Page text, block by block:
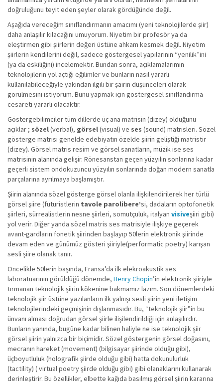
doğruluğunu teyit eden şeyler olarak gördüğünde değil.
Aşağıda vereceğim sınıflandırmanın amacımı (yeni teknolojilerde şiir)
daha anlaşılır kılacağını umuyorum. Niyetim bir profesör ya da
eleştirmen gibi şiirlerin değeri üstüne ahkam kesmek değil. Niyetim
şiirlerin kendilerini değil, sadece göstergesel yapılarının “yenilik”ini
(ya da eskiliğini) incelemektir. Bundan sonra, açıklamalarımın
teknolojilerin yol açtığı eğilimler ve bunların nasıl yararlı
kullanılabileceğiyle yakından ilgili bir şairin düşünceleri olarak
görülmesini istiyorum. Bunu yapmak için göstergesel sınıflandırma
cesareti yararlı olacaktır.
Göstergebilimciler tüm dillerde üç ana matrisin (dizey) olduğunu
açıklar ; sözel(verbal), görsel(visual) ve ses (sound) matrisleri. Sözel
gösterge matrisi genelde edebiyatın özelde şiirin geliştiği matristir
(dizey). Görsel matris resim ve görsel sanatların, müzik ise ses
matrisinin alanında gelişir. Rönesanstan geçen yüzyılın sonlarına kadar
geçerli sistem ondokuzuncu yüzyılın sonlarında doğan modern sanatla
parçalarına ayrılmaya başlamıştır.
Şiirin alanında sözel gösterge görsel olanla ilişkilendirilerek her türlü
görsel şiire (futuristlerin tavole parolibere’si, dadaların optofonetik
şiirleri, sürrealistlerin nesne şiirleri, somutçuluk, italyan visiveşiiri gibi)
yol verir. Diğer yanda sözel matris ses matrisiyle ilişkiye geçerek
avant-gardların fonetik şiirinden başlayıp 50lerin elektronik şiirinde
devam eden ve günümüz gösteri şiiriyle(performatic poetry) karışan
sesli şiire olanak tanır.
Öncelikle 50lerin başında, Fransa’da ilk elekroakustik ses
laboratuarının görüldüğü dönemde, Henry Chopin’in elektronik şiiriyle
tırmanan teknolojik şiirin kökenine bakmamız lazım. Son dönemlerdeki
teknolojik şiir üstüne yazılanların ilk yalnışı sesli şiirin yeni iletişim
teknolojilerindeki geçmişinin dışlanmasıdır. Bu, “teknolojik şiir”in bu
ünvanı alması doğrudan görsel şiirle ilişilendirildiği için anlaşılırdır.
Bunların yanında, bugüne kadar bilinen haliyle ne ise teknolojik şiir
görsel şiirin yalnızca bir biçimidir. Sözel göstergenin görsel doğasını,
mecranın hareket (movement) (bilgisayar şiirinde olduğu gibi),
üçboyutluluk (holografik şiirde olduğu gibi) hatta dokunulurluk
(tactility) ( virtual poetry şiirde olduğu gibi) gibi olanaklarını kullanarak
derinleştirir. Bu özellikler, elbette kağıda basılmış görsel şiirin kararına